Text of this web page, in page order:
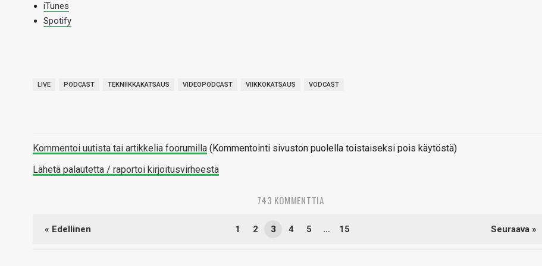
iTunes
Spotify
LIVE PODCAST TEKNIIKKAKATSAUS VIDEOPODCAST VIIKKOKATSAUS VODCAST
Kommentoi uutista tai artikkelia foorumilla (Kommentointi sivuston puolella toistaiseksi pois käytöstä)
Lähetä palautetta / raportoi kirjoitusvirheestä
743 KOMMENTTIA
« Edellinen 1 2 3 4 5 … 15 Seuraava »